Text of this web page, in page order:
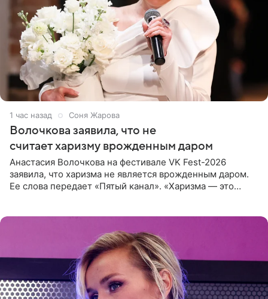
1 час назад Соня Жарова
Волочкова заявила, что не
считает харизму врожденным даром
Анастасия Волочкова на фестивале VK Fest-2026
заявила, что харизма не является врожденным даром.
Ее слова передает «Пятый канал». «Харизма — это